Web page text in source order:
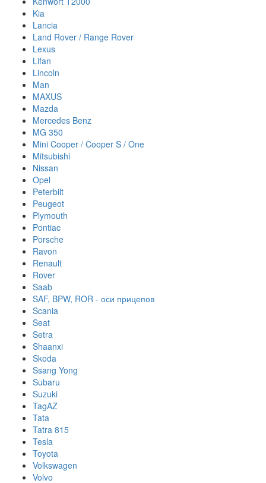
Kia
Lancia
Land Rover / Range Rover
Lexus
Lifan
Lincoln
Man
MAXUS
Mazda
Mercedes Benz
MG 350
Mini Cooper / Cooper S / One
Mitsubishi
Nissan
Opel
Peterbilt
Peugeot
Plymouth
Pontiac
Porsche
Ravon
Renault
Rover
Saab
SAF, BPW, ROR - оси прицепов
Scania
Seat
Setra
Shaanxi
Skoda
Ssang Yong
Subaru
Suzuki
TagAZ
Tata
Tatra 815
Tesla
Toyota
Volkswagen
Volvo